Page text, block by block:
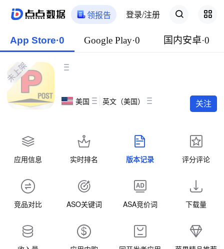
领报告 登录/注册
App Store·0 Google Play·0 国内安卓·0
美国 英文（美国） 关注
应用信息 实时排名 版本记录 评分评论
竞品对比 ASO关键词 ASA竞价词 下载量